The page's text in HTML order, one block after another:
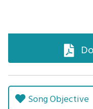
Song Objective